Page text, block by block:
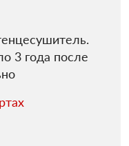
3 года после